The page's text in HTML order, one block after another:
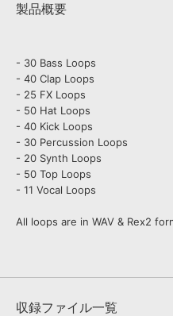
製品概要
- 30 Bass Loops
- 40 Clap Loops
- 25 FX Loops
- 50 Hat Loops
- 40 Kick Loops
- 30 Percussion Loops
- 20 Synth Loops
- 50 Top Loops
- 11 Vocal Loops
All loops are in WAV & Rex2
収録ファイル一覧